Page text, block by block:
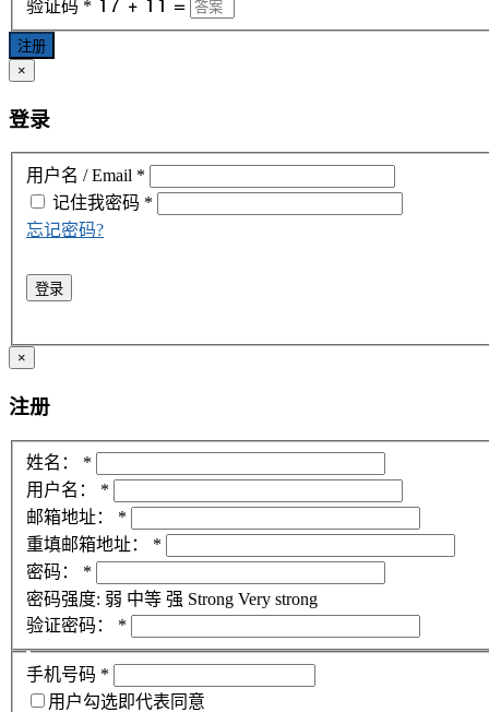
验证码 *
注册
×
登录
用户名 / Email *
密码 *
记住我
忘记密码?
登录
×
注册
姓名：
*
用户名：
*
邮箱地址：
*
重填邮箱地址：
*
密码：
*
密码强度: 弱 中等 强 Strong Very strong
验证密码：
*
手机号码 *
用户勾选即代表同意